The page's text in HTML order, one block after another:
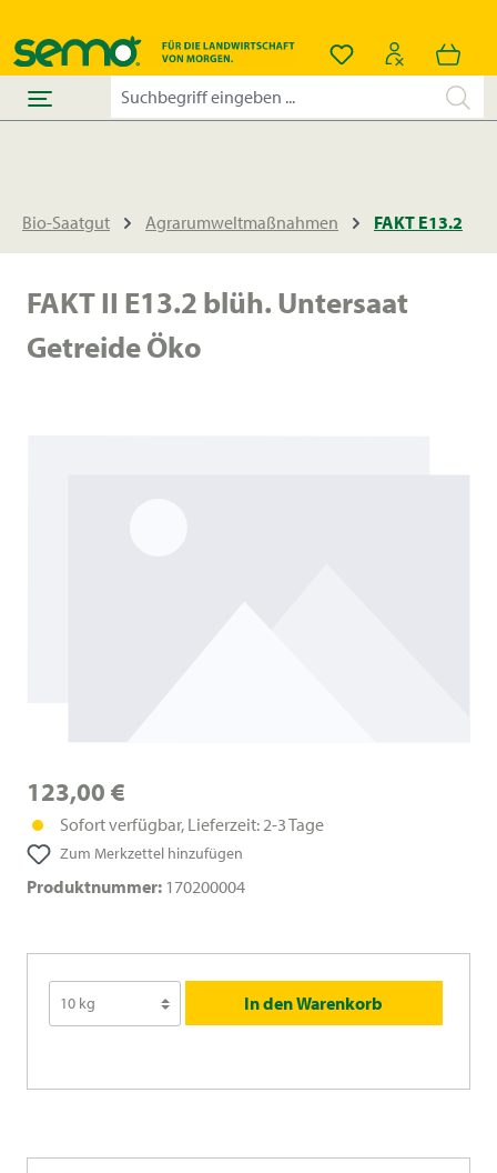
Du hast 0
Bio-Saatgut Agrarumweltmaßnahmen FAKT E13.2
FAKT II E13.2 blüh. Untersaat
Getreide Öko
123,00 €
Sofort verfügbar, Lieferzeit: 2-3 Tage
Zum Merkzettel hinzufügen
Produktnummer: 170200004
In den Warenkorb